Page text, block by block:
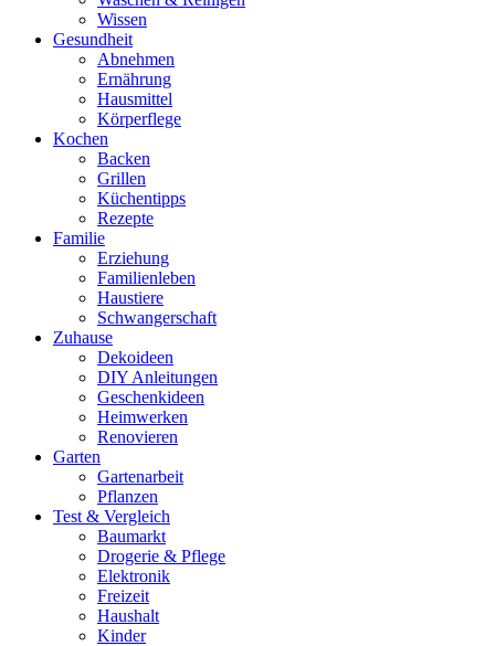
Wissen
Gesundheit
Abnehmen
Ernährung
Hausmittel
Körperflege
Kochen
Backen
Grillen
Küchentipps
Rezepte
Familie
Erziehung
Familienleben
Haustiere
Schwangerschaft
Zuhause
Dekoideen
DIY Anleitungen
Geschenkideen
Heimwerken
Renovieren
Garten
Gartenarbeit
Pflanzen
Test & Vergleich
Baumarkt
Drogerie & Pflege
Elektronik
Freizeit
Haushalt
Kinder